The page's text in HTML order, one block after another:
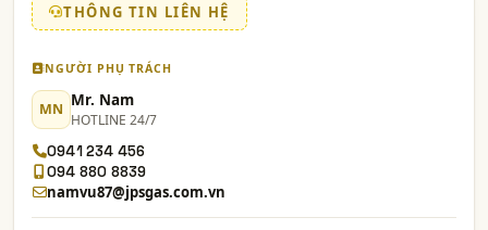
THÔNG TIN LIÊN HỆ
NGƯỜI PHỤ TRÁCH
MN Mr. Nam
HOTLINE 24/7
0941 234 456
094 880 8839
namvu87@jpsgas.com.vn